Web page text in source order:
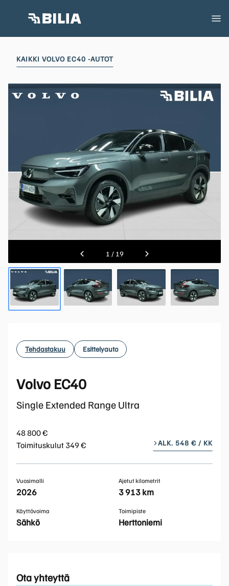
KAIKKI VOLVO EC40 -AUTOT
1 / 19
Tehdastakuu Esittelyauto
Volvo EC40
Single Extended Range Ultra
48 800 €
Toimituskulut 349 €
ALK. 548 € / KK
Vuosimalli
2026
Ajetut kilometrit
3 913 km
Käyttövoima
Sähkö
Toimipiste
Herttoniemi
Ota yhteyttä